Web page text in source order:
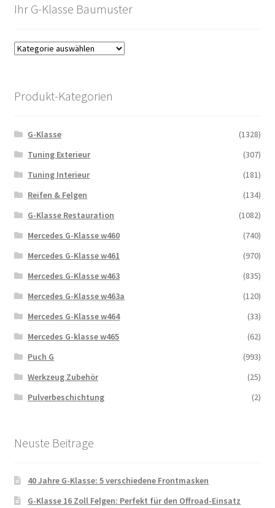
Ihr G-Klasse Baumuster
Produkt-Kategorien
G-Klasse
(1328)
Tuning Exterieur
(307)
Tuning Interieur
(181)
Reifen & Felgen
(134)
G-Klasse Restauration
(1082)
Mercedes G-Klasse w460
(740)
Mercedes G-Klasse w461
(970)
Mercedes G-Klasse w463
(835)
Mercedes G-Klasse w463a
(120)
Mercedes G-Klasse w464
(33)
Mercedes G-klasse w465
(62)
Puch G
(993)
Werkzeug Zubehör
(25)
Pulverbeschichtung
(2)
Neuste Beitrage
40 Jahre G-Klasse: 5 verschiedene Frontmasken
G-Klasse 16 Zoll Felgen: Perfekt für den Offroad-Einsatz